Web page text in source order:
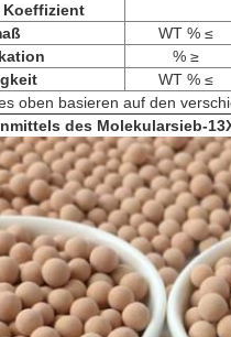
Koeffizient
WT % ≤
% ≥
WT % ≤
oben basieren auf den
des Molekularsieb-